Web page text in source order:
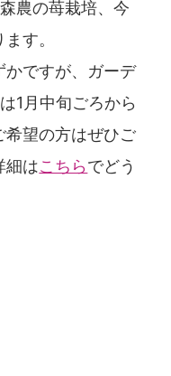
農の苺栽培、今
す。
かですが、ガーデ
1月中旬ごろから
希望の方はぜひご
細はこちらでどう